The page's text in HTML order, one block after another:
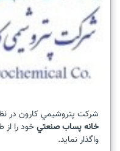
شرکت پتروشيمي کارون در
خانه پساب صنعتيخود را
واگذار نمايد.